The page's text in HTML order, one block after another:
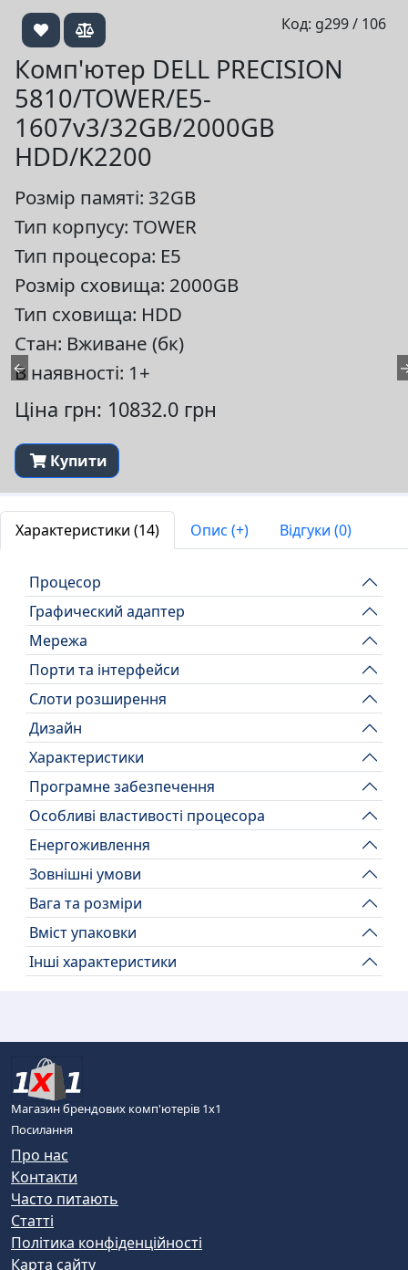
←
Код: g299 / 106
Комп'ютер DELL PRECISION
5810/TOWER/E5-
1607v3/32GB/2000GB
HDD/K2200
Розмір памяті: 32GB
Тип корпусу: TOWER
Тип процесора: E5
Розмір сховища: 2000GB
Тип сховища: HDD
Стан: Вживане (бк)
В наявності: 1+
Ціна грн: 10832.0 грн
Купити
Характеристики (14) Опис (+) Відгуки (0)
Процесор
Графический адаптер
Мережа
Порти та інтерфейси
Слоти розширення
Дизайн
Характеристики
Програмне забезпечення
Особливі властивості процесора
Енергоживлення
Зовнішні умови
Вага та розміри
Вміст упаковки
Інші характеристики
Магазин брендових комп'ютерів 1х1
Посилання
Про нас
Контакти
Часто питають
Статті
Політика конфіденційності
Карта сайту